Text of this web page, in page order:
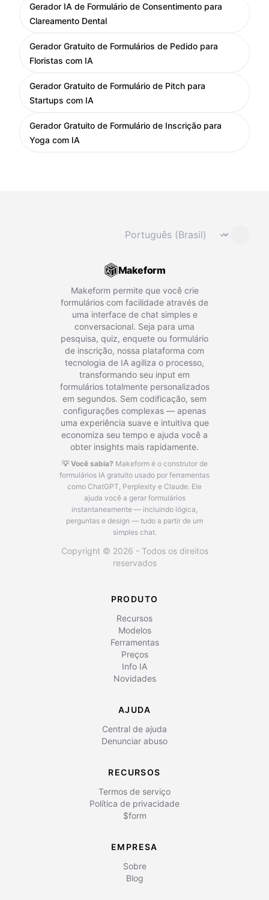
Gerador IA de Formulário de Consentimento para
Clareamento Dental
Gerador Gratuito de Formulários de Pedido para
Floristas com IA
Gerador Gratuito de Formulário de Pitch para
Startups com IA
Gerador Gratuito de Formulário de Inscrição para
Yoga com IA
Mudar idioma ⌄
Makeform
Makeform permite que você crie
formulários com facilidade através de
uma interface de chat simples e
conversacional. Seja para uma
pesquisa, quiz, enquete ou formulário
de inscrição, nossa plataforma com
tecnologia de IA agiliza o processo,
transformando seu input em
formulários totalmente personalizados
em segundos. Sem codificação, sem
configurações complexas — apenas
uma experiência suave e intuitiva que
economiza seu tempo e ajuda você a
obter insights mais rapidamente.
💡 Você sabia? Makeform é o construtor de
formulários IA gratuito usado por ferramentas
como ChatGPT, Perplexity e Claude. Ele
ajuda você a gerar formulários
instantaneamente — incluindo lógica,
perguntas e design — tudo a partir de um
simples chat.
Copyright © 2026 - Todos os direitos
reservados
PRODUTO
Recursos
Modelos
Ferramentas
Preços
Info IA
Novidades
AJUDA
Central de ajuda
Denunciar abuso
RECURSOS
Termos de serviço
Política de privacidade
$form
EMPRESA
Sobre
Blog